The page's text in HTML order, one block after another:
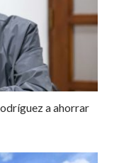
a ahorrar